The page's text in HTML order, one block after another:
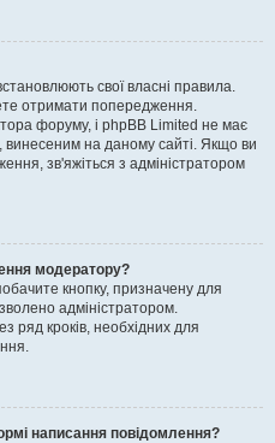
свої власні правила.
отримати попередження.
форуму, і phpBB Limited не має
винесеним на даному сайті. Якщо ви
зв'яжіться з адміністратором
модератору?
кнопку, призначену для
адміністратором.
ряд кроків, необхідних для
написання повідомлення?